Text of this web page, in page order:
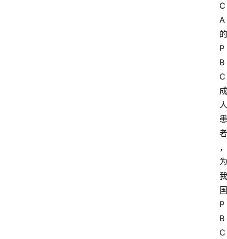
C
A
的
P
B
C
成
人
患
者
，
为
我
国
P
B
C